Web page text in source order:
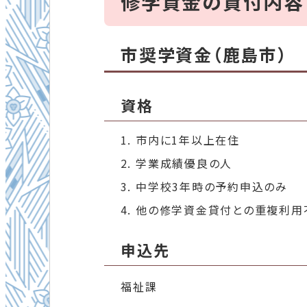
市奨学資金（鹿島市）
資格
市内に1年以上在住
学業成績優良の人
中学校3年時の予約申込のみ
他の修学資金貸付との重複利用
申込先
福祉課